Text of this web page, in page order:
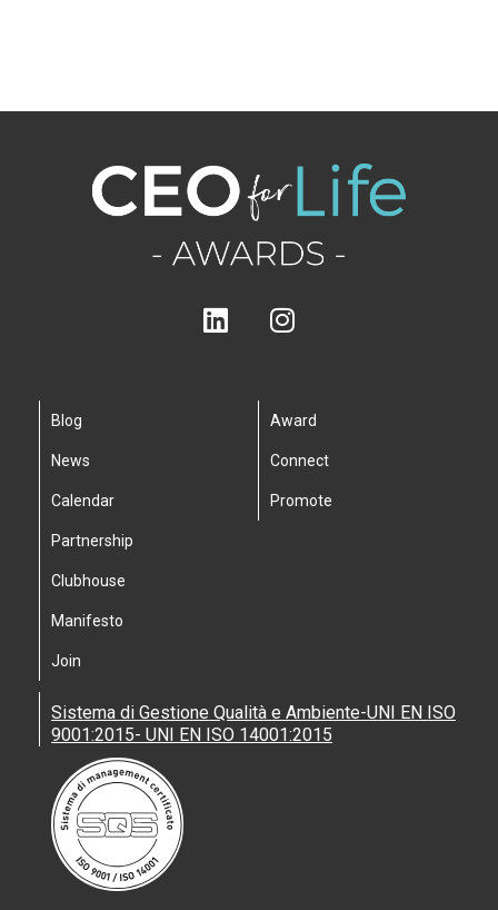
Blog
News
Calendar
Partnership
Clubhouse
Manifesto
Join
Award
Connect
Promote
Sistema di Gestione Qualità e Ambiente-UNI EN ISO
9001:2015- UNI EN ISO 14001:2015